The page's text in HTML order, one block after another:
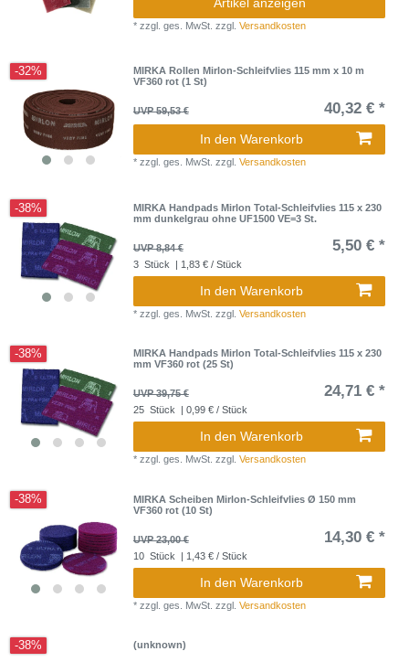
* zzgl. ges. MwSt. zzgl. Versandkosten
-32%
MIRKA Rollen Mirlon-Schleifvlies 115 mm x 10 m
VF360 rot (1 St)
UVP 59,53 € 40,32 € *
In den Warenkorb
* zzgl. ges. MwSt. zzgl. Versandkosten
-38%
MIRKA Handpads Mirlon Total-Schleifvlies 115 x 230
mm dunkelgrau ohne UF1500 VE=3 St.
UVP 8,84 € 5,50 € *
3 Stück | 1,83 € / Stück
In den Warenkorb
* zzgl. ges. MwSt. zzgl. Versandkosten
-38%
MIRKA Handpads Mirlon Total-Schleifvlies 115 x 230
mm VF360 rot (25 St)
UVP 39,75 € 24,71 € *
25 Stück | 0,99 € / Stück
In den Warenkorb
* zzgl. ges. MwSt. zzgl. Versandkosten
-38%
MIRKA Scheiben Mirlon-Schleifvlies Ø 150 mm
VF360 rot (10 St)
UVP 23,00 € 14,30 € *
10 Stück | 1,43 € / Stück
In den Warenkorb
* zzgl. ges. MwSt. zzgl. Versandkosten
-38% (unknown)